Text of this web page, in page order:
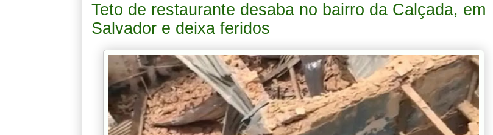
Teto de restaurante desaba no bairro da Calçada, em
Salvador e deixa feridos